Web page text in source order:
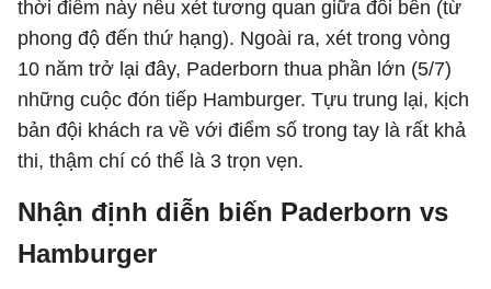
thời điểm này nếu xét tương quan giữa đôi bên (từ
phong độ đến thứ hạng). Ngoài ra, xét trong vòng
10 năm trở lại đây, Paderborn thua phần lớn (5/7)
những cuộc đón tiếp Hamburger. Tựu trung lại, kịch
bản đội khách ra về với điểm số trong tay là rất khả
thi, thậm chí có thể là 3 trọn vẹn.
Nhận định diễn biến Paderborn vs
Hamburger